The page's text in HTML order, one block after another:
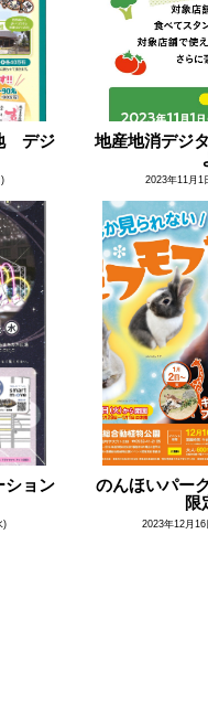
デジ
地産地消デジ
2023年11月1
ション
)
のんほいパー
限
2023年12月